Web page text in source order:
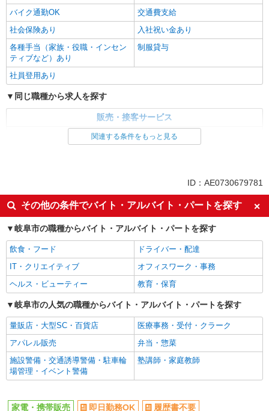
バイク通勤OK
交通費支給
社会保険あり
入社祝い金あり
各種手当（家族・役職・インセン
ティブなど）あり
制服貸与
社員登用あり
同じ職種から求人を探す
販売・接客サービス
英語が活かせる
ボーナス・賞与あり
車通勤OK
交通費支給
社会保険あり
社員登用あり
関連する条件をもっと見る
ID：AE0730679781
その他の条件でバイト・アルバイト・パートを探す
岐阜市の職種からバイト・アルバイト・パートを探す
飲食・フード
ドライバー・配達
IT・クリエイティブ
オフィスワーク・事務
ヘルス・ビューティー
教育・保育
岐阜市の人気の職種からバイト・アルバイト・パートを探す
量販店・大型SC・百貨店
医療事務・受付・クラーク
アパレル販売
弁当・惣菜
施設警備・交通誘導警備・駐車輪
場管理・イベント警備
塾講師・家庭教師
家電・携帯販売 即日勤務OK
履歴書不要